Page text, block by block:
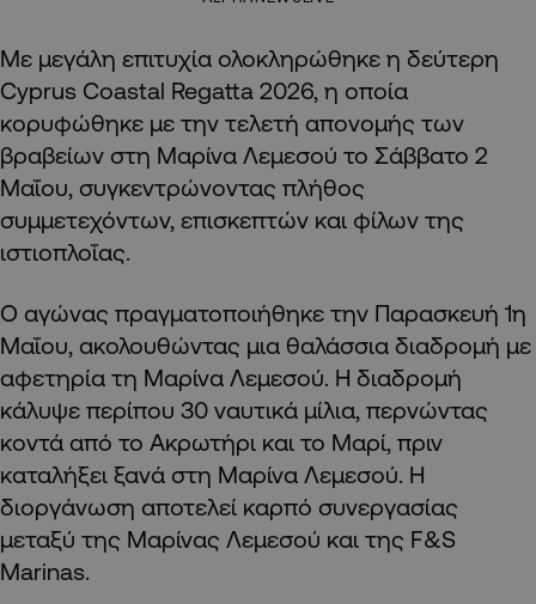
Με μεγάλη επιτυχία ολοκληρώθηκε η δεύτερη
Cyprus Coastal Regatta 2026, η οποία
κορυφώθηκε με την τελετή απονομής των
βραβείων στη Μαρίνα Λεμεσού το Σάββατο 2
Μαΐου, συγκεντρώνοντας πλήθος
συμμετεχόντων, επισκεπτών και φίλων της
ιστιοπλοΐας.
Ο αγώνας πραγματοποιήθηκε την Παρασκευή 1η
Μαΐου, ακολουθώντας μια θαλάσσια διαδρομή με
αφετηρία τη Μαρίνα Λεμεσού. Η διαδρομή
κάλυψε περίπου 30 ναυτικά μίλια, περνώντας
κοντά από το Ακρωτήρι και το Μαρί, πριν
καταλήξει ξανά στη Μαρίνα Λεμεσού. Η
διοργάνωση αποτελεί καρπό συνεργασίας
μεταξύ της Μαρίνας Λεμεσού και της F&S
Marinas.